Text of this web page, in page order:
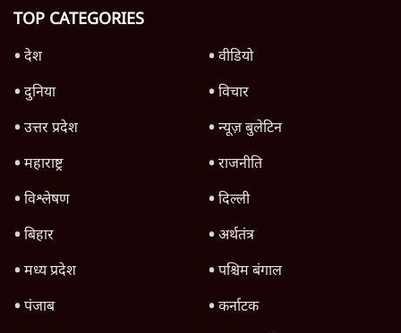
TOP CATEGORIES
देश
वीडियो
दुनिया
विचार
उत्तर प्रदेश
न्यूज़ बुलेटिन
महाराष्ट्र
राजनीति
विश्लेषण
दिल्ली
बिहार
अर्थतंत्र
मध्य प्रदेश
पश्चिम बंगाल
पंजाब
कर्नाटक